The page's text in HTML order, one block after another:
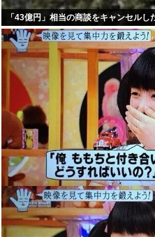
「43億円」相当の商談をキャンセル